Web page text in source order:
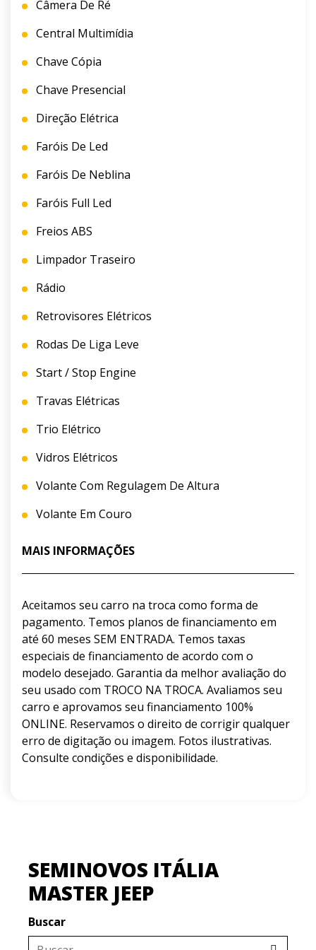
Câmera De Ré
Central Multimídia
Chave Cópia
Chave Presencial
Direção Elétrica
Faróis De Led
Faróis De Neblina
Faróis Full Led
Freios ABS
Limpador Traseiro
Rádio
Retrovisores Elétricos
Rodas De Liga Leve
Start / Stop Engine
Travas Elétricas
Trio Elétrico
Vidros Elétricos
Volante Com Regulagem De Altura
Volante Em Couro
MAIS INFORMAÇÕES
Aceitamos seu carro na troca como forma de
pagamento. Temos planos de financiamento em
até 60 meses SEM ENTRADA. Temos taxas
especiais de financiamento de acordo com o
modelo desejado. Garantia da melhor avaliação do
seu usado com TROCO NA TROCA. Avaliamos seu
carro e aprovamos seu financiamento 100%
ONLINE. Reservamos o direito de corrigir qualquer
erro de digitação ou imagem. Fotos ilustrativas.
Consulte condições e disponibilidade.
SEMINOVOS ITÁLIA
MASTER JEEP
Buscar